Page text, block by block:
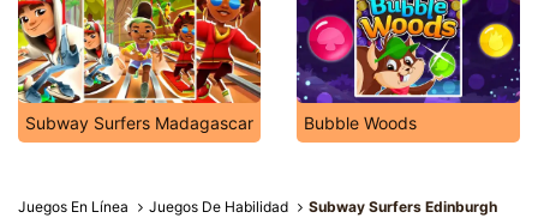
Subway Surfers Madagascar Bubble Woods
Juegos En Línea Juegos De Habilidad Subway Surfers Edinburgh